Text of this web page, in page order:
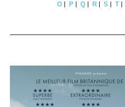
O
P Q R S T